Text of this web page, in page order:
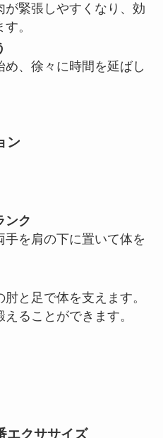
が緊張しやすくなり、効
。
、徐々に時間を延ばし
ン
ンク
手を肩の下に置いて体を
と足で体を支えます。
ることができます。
エクササイズ